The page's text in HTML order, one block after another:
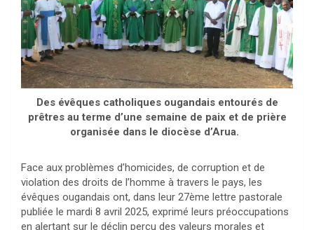
Des évêques catholiques ougandais entourés de
prêtres au terme d’une semaine de paix et de prière
organisée dans le diocèse d’Arua.
Face aux problèmes d’homicides, de corruption et de
violation des droits de l’homme à travers le pays, les
évêques ougandais ont, dans leur 27ème lettre pastorale
publiée le mardi 8 avril 2025, exprimé leurs préoccupations
en alertant sur le déclin perçu des valeurs morales et